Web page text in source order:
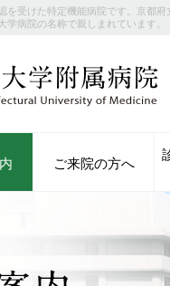
を受けた特定機能病院です。京都府
病院の名称で親しまれています。
ご来院の方へ